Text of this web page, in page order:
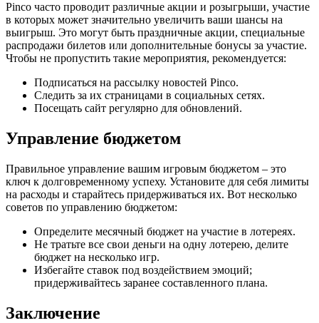
Pinco часто проводит различные акции и розыгрыши, участие
в которых может значительно увеличить ваши шансы на
выигрыш. Это могут быть праздничные акции, специальные
распродажи билетов или дополнительные бонусы за участие.
Чтобы не пропустить такие мероприятия, рекомендуется:
Подписаться на рассылку новостей Pinco.
Следить за их страницами в социальных сетях.
Посещать сайт регулярно для обновлений.
Управление бюджетом
Правильное управление вашим игровым бюджетом – это
ключ к долговременному успеху. Установите для себя лимиты
на расходы и старайтесь придерживаться их. Вот несколько
советов по управлению бюджетом:
Определите месячный бюджет на участие в лотереях.
Не тратьте все свои деньги на одну лотерею, делите
бюджет на несколько игр.
Избегайте ставок под воздействием эмоций;
придерживайтесь заранее составленного плана.
Заключение